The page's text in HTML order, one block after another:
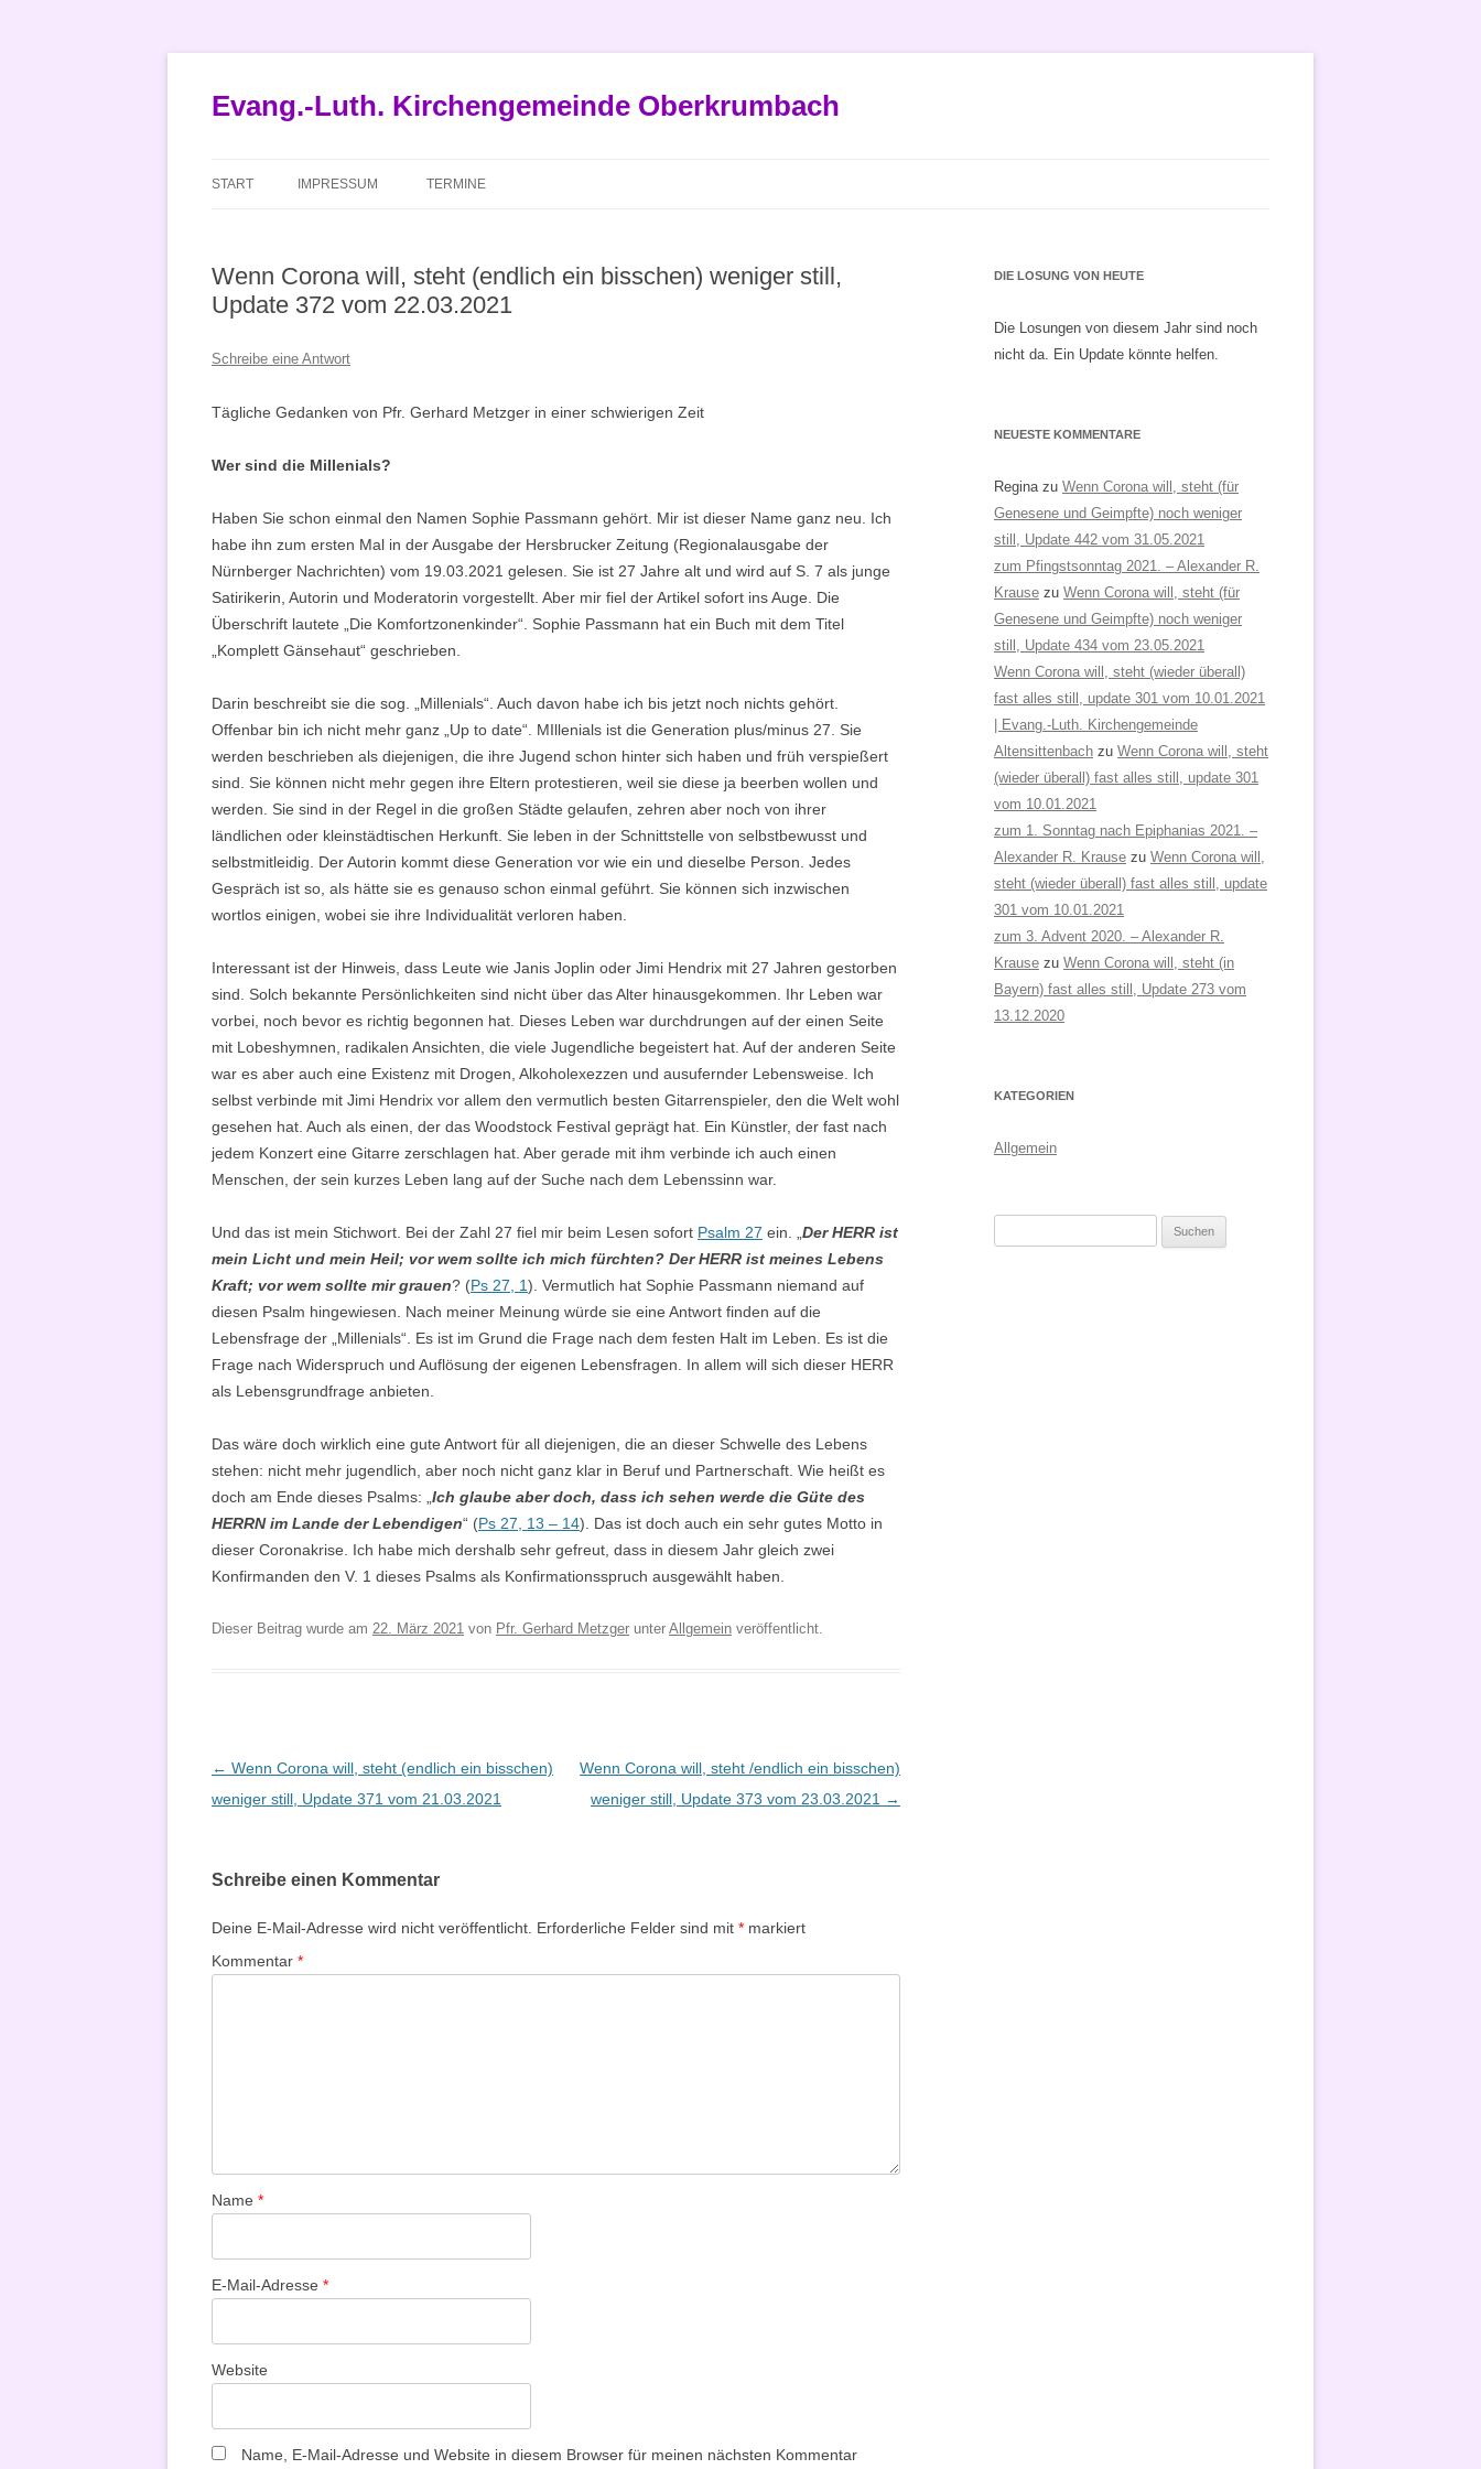
Evang.-Luth. Kirchengemeinde Oberkrumbach
START IMPRESSUM TERMINE
Wenn Corona will, steht (endlich ein bisschen) weniger still,
Update 372 vom 22.03.2021
Schreibe eine Antwort
Tägliche Gedanken von Pfr. Gerhard Metzger in einer schwierigen Zeit
Wer sind die Millenials?
Haben Sie schon einmal den Namen Sophie Passmann gehört. Mir ist dieser Name ganz neu. Ich
habe ihn zum ersten Mal in der Ausgabe der Hersbrucker Zeitung (Regionalausgabe der
Nürnberger Nachrichten) vom 19.03.2021 gelesen. Sie ist 27 Jahre alt und wird auf S. 7 als junge
Satirikerin, Autorin und Moderatorin vorgestellt. Aber mir fiel der Artikel sofort ins Auge. Die
Überschrift lautete „Die Komfortzonenkinder“. Sophie Passmann hat ein Buch mit dem Titel
„Komplett Gänsehaut“ geschrieben.
Darin beschreibt sie die sog. „Millenials“. Auch davon habe ich bis jetzt noch nichts gehört.
Offenbar bin ich nicht mehr ganz „Up to date“. MIllenials ist die Generation plus/minus 27. Sie
werden beschrieben als diejenigen, die ihre Jugend schon hinter sich haben und früh verspießert
sind. Sie können nicht mehr gegen ihre Eltern protestieren, weil sie diese ja beerben wollen und
werden. Sie sind in der Regel in die großen Städte gelaufen, zehren aber noch von ihrer
ländlichen oder kleinstädtischen Herkunft. Sie leben in der Schnittstelle von selbstbewusst und
selbstmitleidig. Der Autorin kommt diese Generation vor wie ein und dieselbe Person. Jedes
Gespräch ist so, als hätte sie es genauso schon einmal geführt. Sie können sich inzwischen
wortlos einigen, wobei sie ihre Individualität verloren haben.
Interessant ist der Hinweis, dass Leute wie Janis Joplin oder Jimi Hendrix mit 27 Jahren gestorben
sind. Solch bekannte Persönlichkeiten sind nicht über das Alter hinausgekommen. Ihr Leben war
vorbei, noch bevor es richtig begonnen hat. Dieses Leben war durchdrungen auf der einen Seite
mit Lobeshymnen, radikalen Ansichten, die viele Jugendliche begeistert hat. Auf der anderen Seite
war es aber auch eine Existenz mit Drogen, Alkoholexezzen und ausufernder Lebensweise. Ich
selbst verbinde mit Jimi Hendrix vor allem den vermutlich besten Gitarrenspieler, den die Welt wohl
gesehen hat. Auch als einen, der das Woodstock Festival geprägt hat. Ein Künstler, der fast nach
jedem Konzert eine Gitarre zerschlagen hat. Aber gerade mit ihm verbinde ich auch einen
Menschen, der sein kurzes Leben lang auf der Suche nach dem Lebenssinn war.
Und das ist mein Stichwort. Bei der Zahl 27 fiel mir beim Lesen sofort Psalm 27 ein. „ Der HERR ist
mein Licht und mein Heil; vor wem sollte ich mich fürchten? Der HERR ist meines Lebens
Kraft; vor wem sollte mir grauen? (Ps 27, 1). Vermutlich hat Sophie Passmann niemand auf
diesen Psalm hingewiesen. Nach meiner Meinung würde sie eine Antwort finden auf die
Lebensfrage der „Millenials“. Es ist im Grund die Frage nach dem festen Halt im Leben. Es ist die
Frage nach Widerspruch und Auflösung der eigenen Lebensfragen. In allem will sich dieser HERR
als Lebensgrundfrage anbieten.
Das wäre doch wirklich eine gute Antwort für all diejenigen, die an dieser Schwelle des Lebens
stehen: nicht mehr jugendlich, aber noch nicht ganz klar in Beruf und Partnerschaft. Wie heißt es
doch am Ende dieses Psalms: „ Ich glaube aber doch, dass ich sehen werde die Güte des
HERRN im Lande der Lebendigen“ (Ps 27, 13 – 14). Das ist doch auch ein sehr gutes Motto in
dieser Coronakrise. Ich habe mich dershalb sehr gefreut, dass in diesem Jahr gleich zwei
Konfirmanden den V. 1 dieses Psalms als Konfirmationsspruch ausgewählt haben.
Dieser Beitrag wurde am 22. März 2021 von Pfr. Gerhard Metzger unter Allgemein veröffentlicht.
Beitragsnavigation
← Wenn Corona will, steht (endlich ein bisschen)
weniger still, Update 371 vom 21.03.2021
Wenn Corona will, steht /endlich ein bisschen)
weniger still, Update 373 vom 23.03.2021 →
Schreibe einen Kommentar
Deine E-Mail-Adresse wird nicht veröffentlicht. Erforderliche Felder sind mit * markiert
Kommentar *
Name *
E-Mail-Adresse *
Website
Name, E-Mail-Adresse und Website in diesem Browser für meinen nächsten Kommentar
DIE LOSUNG VON HEUTE
Die Losungen von diesem Jahr sind noch
nicht da. Ein Update könnte helfen.
NEUESTE KOMMENTARE
Reginazu Wenn Corona will, steht (für
Genesene und Geimpfte) noch weniger
still, Update 442 vom 31.05.2021
zum Pfingstsonntag 2021. – Alexander R.
Krause zu Wenn Corona will, steht (für
Genesene und Geimpfte) noch weniger
still, Update 434 vom 23.05.2021
Wenn Corona will, steht (wieder überall)
fast alles still, update 301 vom 10.01.2021
| Evang.-Luth. Kirchengemeinde
Altensittenbach zu Wenn Corona will, steht
(wieder überall) fast alles still, update 301
vom 10.01.2021
zum 1. Sonntag nach Epiphanias 2021. –
Alexander R. Krause zu Wenn Corona will,
steht (wieder überall) fast alles still, update
301 vom 10.01.2021
zum 3. Advent 2020. – Alexander R.
Krause zu Wenn Corona will, steht (in
Bayern) fast alles still, Update 273 vom
13.12.2020
KATEGORIEN
Allgemein